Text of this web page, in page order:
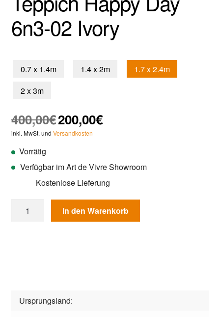
6n3-02 Ivory
0.7 x 1.4m 1.4 x 2m
1.7 x 2.4m
2 x 3m
400,00€ Ursprünglicher
Preis
war:
200,00€Aktueller
Preis
inkl. MwSt. und Versandkosten
Vorrätig
Verfügbar im Art de Vivre Showroom
Kostenlose Lieferung
Happy
In den Warenkorb
Ursprungsland